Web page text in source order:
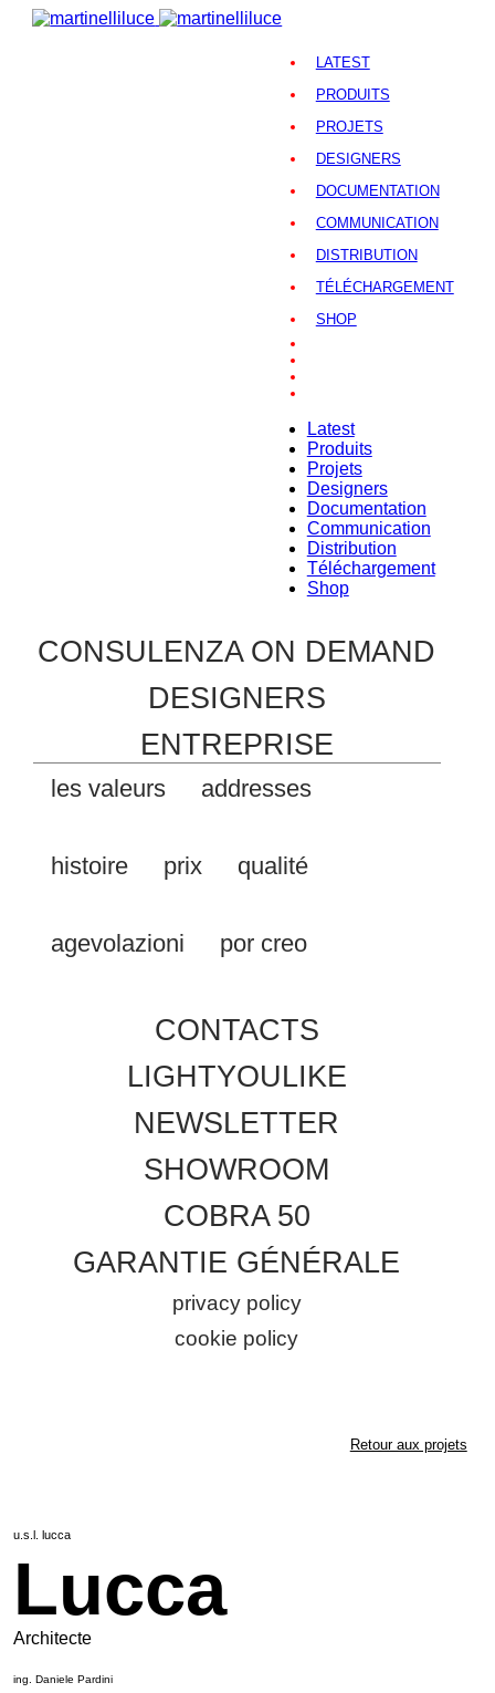
LATEST
PRODUITS
PROJETS
DESIGNERS
DOCUMENTATION
COMMUNICATION
DISTRIBUTION
TÉLÉCHARGEMENT
SHOP
Latest
Produits
Projets
Designers
Documentation
Communication
Distribution
Téléchargement
Shop
CONSULENZA ON DEMAND
DESIGNERS
ENTREPRISE
les valeurs addresses
histoire prix qualité
agevolazioni por creo
CONTACTS
LIGHTYOULIKE
NEWSLETTER
SHOWROOM
COBRA 50
GARANTIE GÉNÉRALE
privacy policy
cookie policy
Retour aux projets
u.s.l. lucca
Lucca
Architecte
ing. Daniele Pardini